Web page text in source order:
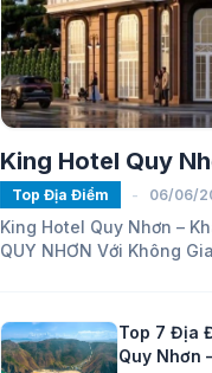
King Hotel Quy
Top Địa Điểm - 06/06/
King Hotel Quy Nhơn –
QUY NHƠN Với Không
Top 7 Địa
Quy Nhơn